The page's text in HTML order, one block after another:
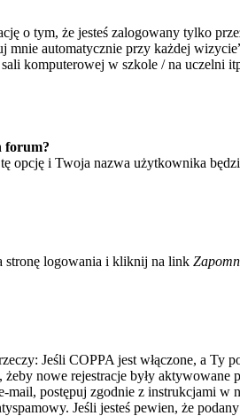
o tym, że jesteś zalogowany tylko
automatycznie przy każdej
komputerowej w szkole / na uczelni
forum?
tę opcję i Twoja nazwa użytkownika
stronę logowania i kliknij na link
Jeśli COPPA jest włączone, a Ty
nowe rejestracje były aktywowane
mail, postępuj zgodnie z instrukcjami w
Jeśli jesteś pewien, że